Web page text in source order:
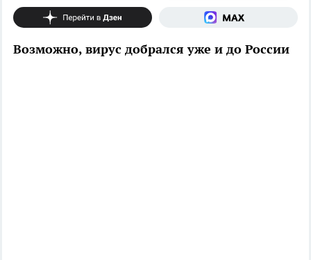
Возможно, вирус добрался уже и до России